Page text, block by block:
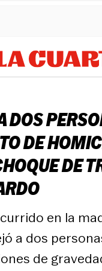
DOS
DE
DE
en la
a dos
de